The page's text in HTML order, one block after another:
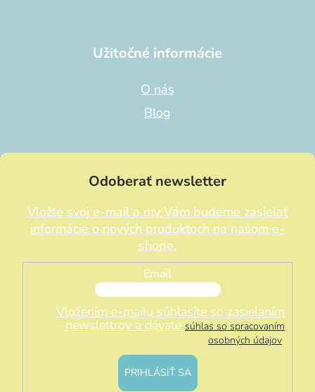
Užitočné informácie
O nás
Blog
Odoberať newsletter
Vložte svoj e-mail a my Vám budeme zasielať
informácie o nových produktoch na našom e-
shope.
Email
Vložením e-mailu súhlasíte so zasielaním
newslettrov a dávate súhlas so spracovaním
osobných údajov.
PRIHLÁSIŤ SA